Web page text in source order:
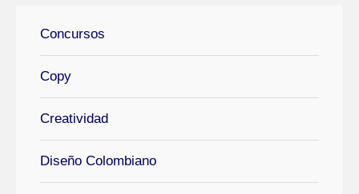
Concursos
Copy
Creatividad
Diseño Colombiano